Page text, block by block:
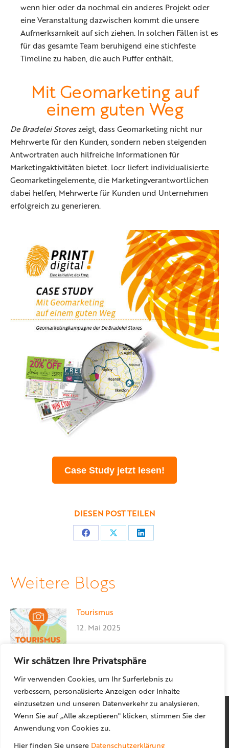
Wir schätzen Ihre Privatsphäre
Wir verwenden Cookies, um Ihr Surferlebnis zu
verbessern, personalisierte Anzeigen oder Inhalte
einzusetzen und unseren Datenverkehr zu analysieren.
Wenn Sie auf „Alle akzeptieren" klicken, stimmen Sie der
Anwendung von Cookies zu.
Hier finden Sie unsere Datenschutzerklärung
wenn hier oder da nochmal ein anderes Projekt oder
eine Veranstaltung dazwischen kommt die unsere
Aufmerksamkeit auf sich ziehen. In solchen Fällen ist es
für das gesamte Team beruhigend eine stichfeste
Timeline zu haben, die auch Puffer enthält.
Mit Geomarketing auf
einem guten Weg
De Bradelei Storeszeigt, dass Geomarketing nicht nur
Mehrwerte für den Kunden, sondern neben steigenden
Antwortraten auch hilfreiche Informationen für
Marketingaktivitäten bietet. locr liefert individualisierte
Geomarketingelemente, die Marketingverantwortlichen
dabei helfen, Mehrwerte für Kunden und Unternehmen
erfolgreich zu generieren.
Case Study jetzt lesen!
DIESEN POST TEILEN
Teilen Teilen Teilen
Weitere Blogs
Tourismus
12. Mai 2025